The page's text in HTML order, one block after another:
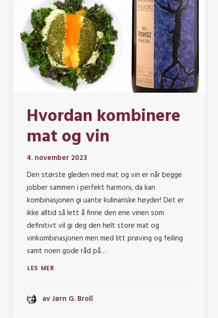
Hvordan kombinere
mat og vin
4. november 2023
Den største gleden med mat og vin er når begge
jobber sammen i perfekt harmoni, da kan
kombinasjonen gi uante kulinariske høyder! Det er
ikke alltid så lett å finne den ene vinen som
definitivt vil gi deg den helt store mat og
vinkombinasjonen men med litt prøving og feiling
samt noen gode råd på…
LES MER
av Jørn G. Broll